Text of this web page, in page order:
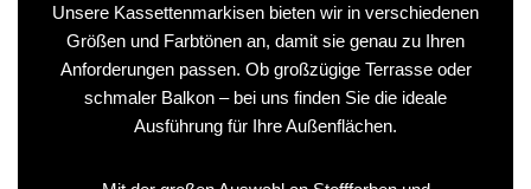
Unsere Kassettenmarkisen bieten wir in verschiedenen
Größen und Farbtönen an, damit sie genau zu Ihren
Anforderungen passen. Ob großzügige Terrasse oder
schmaler Balkon – bei uns finden Sie die ideale
Ausführung für Ihre Außenflächen.